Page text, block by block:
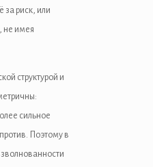
за риск, или
не имея
структурой и
сильное
Поэтому в